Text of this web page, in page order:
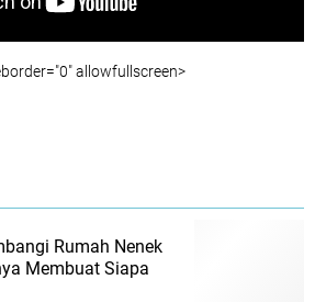
allowfullscreen>
Rumah Nenek
Membuat Siapa